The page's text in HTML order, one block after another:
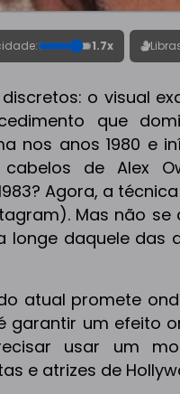
1.7x
o visual
que
nos anos 1980 e
de Alex
Agora, a
Mas não se
longe daquele das
atual promete
garantir um efeito
usar um
e atrizes de